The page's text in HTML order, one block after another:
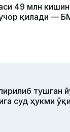
49 млн
қилади —
тушган
суд ҳукми